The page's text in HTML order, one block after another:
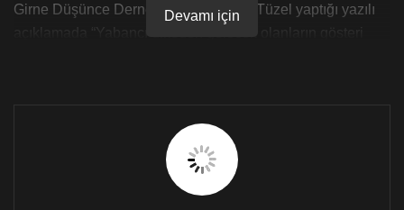
Girne Düşünce Derneği Başkanı Ziya Tüzel yaptığı yazılı
açıklamada “Yabancı ülkeden gelecek olanların gösteri
Tamamen absürd bir gerekçe ile Antilogos Tiyatrosu’nun
oyununun engellenmesi daha doğrusu yasaklanması,
barıştan, halkların yakınlaşmasından korkan gerici faşizan
Devamı için